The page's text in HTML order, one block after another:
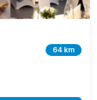
64 km